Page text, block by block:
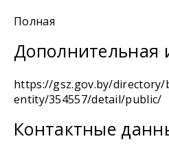
Полная
Дополнительная
https://gsz.gov.by/directory/
entity/354557/detail/public/
Контактные